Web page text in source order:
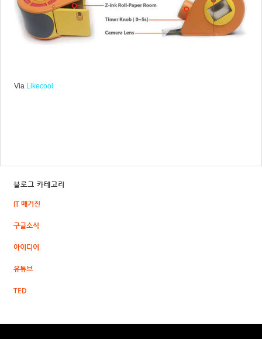
Via Likecool
블로그 카테고리
IT 매거진
구글소식
아이디어
유튜브
TED